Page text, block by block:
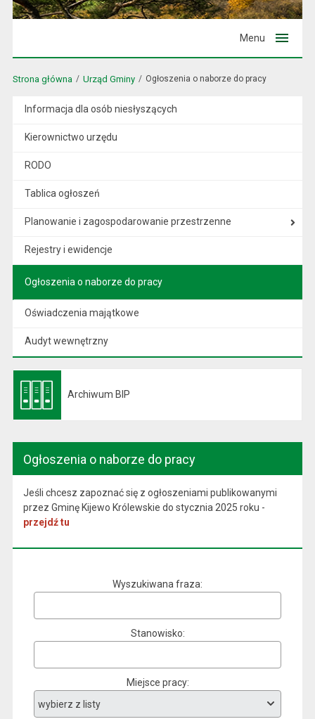
Menu
Strona główna Urząd Gminy Ogłoszenia o naborze do pracy
Informacja dla osób niesłyszących
Kierownictwo urzędu
RODO
Tablica ogłoszeń
Planowanie i zagospodarowanie przestrzenne
Rejestry i ewidencje
Ogłoszenia o naborze do pracy
Oświadczenia majątkowe
Audyt wewnętrzny
Archiwum BIP
Ogłoszenia o naborze do pracy
Jeśli chcesz zapoznać się z ogłoszeniami publikowanymi
przez Gminę Kijewo Królewskie do stycznia 2025 roku -
przejdź tu
Wyszukiwana fraza
Stanowisko
Miejsce pracy